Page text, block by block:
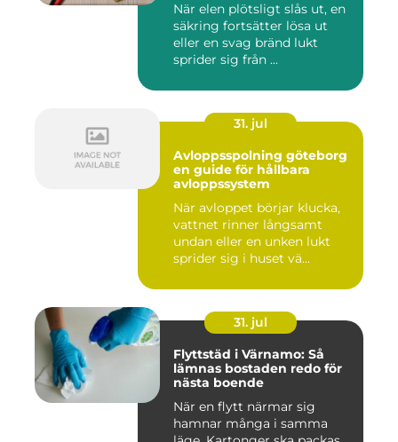
När elen plötsligt slås ut, en
säkring fortsätter lösa ut
eller en svag bränd lukt
sprider sig från ...
31. jul
Avloppsspolning göteborg
en guide för hållbara
avloppssystem
När avloppet börjar klucka,
vattnet rinner långsamt
undan eller en unken lukt
sprider sig i huset vä...
31. jul
Flyttstäd i Värnamo: Så
lämnas bostaden redo för
nästa boende
När en flytt närmar sig
hamnar många i samma